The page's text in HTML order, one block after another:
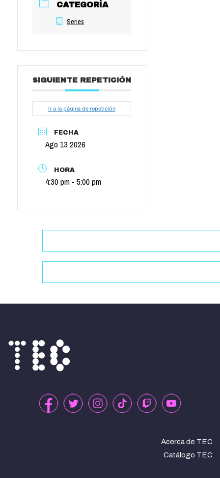
CATEGORÍA
Series
SIGUIENTE REPETICIÓN
Ir a la página de repetición
FECHA
Ago 13 2026
HORA
4:30 pm - 5:00 pm
Acerca de TEC
Catálogo TEC